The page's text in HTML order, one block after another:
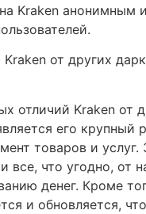
Kraken анонимным и
от других
отличий Kraken от
его крупный
товаров и
все, что угодно, от
денег. Кроме
и обновляется,